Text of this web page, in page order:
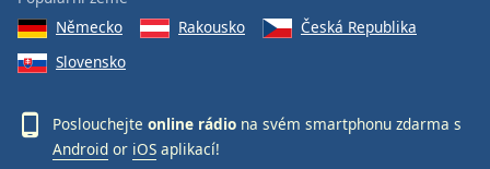
Německo
Rakousko
Česká Republika
Slovensko
Poslouchejte online rádio na svém smartphonu zdarma s
Android or iOS aplikací!